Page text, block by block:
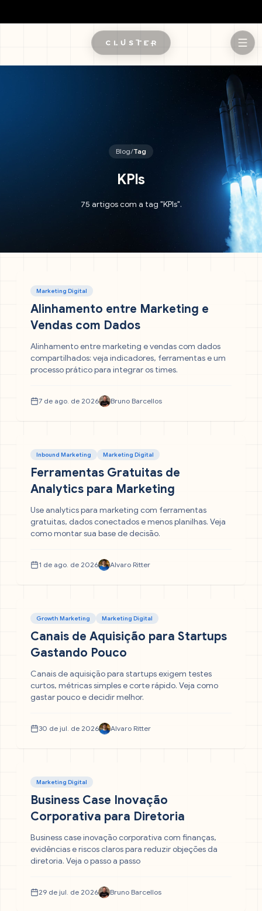
Blog/Tag
KPIs
75 artigos com a tag "KPIs".
Marketing Digital
Alinhamento entre Marketing e
Vendas com Dados
Alinhamento entre marketing e vendas com dados
compartilhados: veja indicadores, ferramentas e um
processo prático para integrar os times.
7 de ago. de 2026 Bruno Barcellos
Inbound Marketing Marketing Digital
Ferramentas Gratuitas de
Analytics para Marketing
Use analytics para marketing com ferramentas
gratuitas, dados conectados e menos planilhas. Veja
como montar sua base de decisão.
1 de ago. de 2026 Alvaro Ritter
Growth Marketing Marketing Digital
Canais de Aquisição para Startups
Gastando Pouco
Canais de aquisição para startups exigem testes
curtos, métricas simples e corte rápido. Veja como
gastar pouco e decidir melhor.
30 de jul. de 2026 Alvaro Ritter
Marketing Digital
Business Case Inovação
Corporativa para Diretoria
Business case inovação corporativa com finanças,
evidências e riscos claros para reduzir objeções da
diretoria. Veja o passo a passo
29 de jul. de 2026 Bruno Barcellos